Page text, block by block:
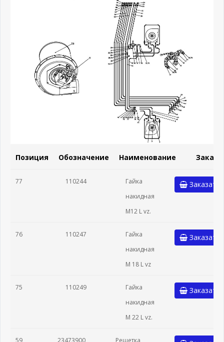
Позиция Обозначение Наименование
77 110244
Гайка
накидная
М12 L vz.
Заказать
76 110247
Гайка
накидная
М 18 L vz
Заказать
75 110249
Гайка
накидная
М 22 L vz.
Заказать
59 23473900
Решетка